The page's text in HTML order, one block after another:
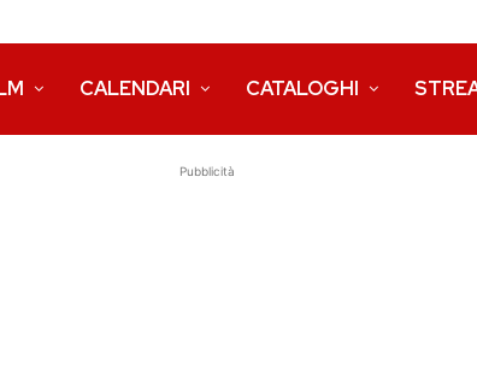
CALENDARI CATALOGHI
Pubblicità